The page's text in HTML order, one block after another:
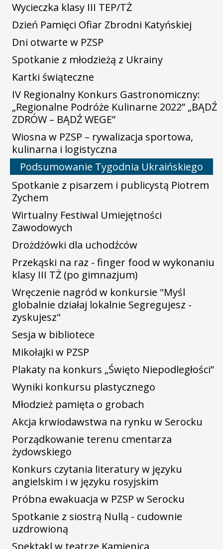
Wycieczka klasy III TEP/TŻ
Dzień Pamięci Ofiar Zbrodni Katyńskiej
Dni otwarte w PZSP
Spotkanie z młodzieżą z Ukrainy
Kartki świąteczne
IV Regionalny Konkurs Gastronomiczny:
„Regionalne Podróże Kulinarne 2022” „BĄDŹ
ZDRÓW – BĄDŹ WEGE”
Wiosna w PZSP – rywalizacja sportowa,
kulinarna i logistyczna
Podsumowanie Tygodnia Ukraińskiego
Spotkanie z pisarzem i publicystą Piotrem
Zychem
Wirtualny Festiwal Umiejętności
Zawodowych
Drożdżówki dla uchodźców
Przekąski na raz - finger food w wykonaniu
klasy III TŻ (po gimnazjum)
Wręczenie nagród w konkursie "Myśl
globalnie działaj lokalnie Segregujesz -
zyskujesz"
Sesja w bibliotece
Mikołajki w PZSP
Plakaty na konkurs „Święto Niepodległości”
Wyniki konkursu plastycznego
Młodzież pamięta o grobach
Akcja krwiodawstwa na rynku w Serocku
Porządkowanie terenu cmentarza
żydowskiego
Konkurs czytania literatury w języku
angielskim i w języku rosyjskim
Próbna ewakuacja w PZSP w Serocku
Spotkanie z siostrą Nullą - cudownie
uzdrowioną
Spektakl w teatrze Kamienica